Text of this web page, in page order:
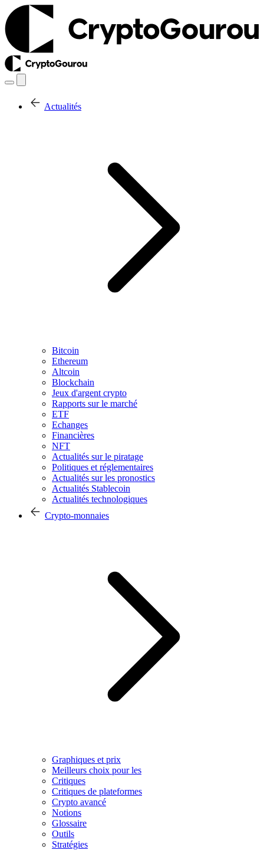
Actualités
Bitcoin
Ethereum
Altcoin
Blockchain
Jeux d'argent crypto
Rapports sur le marché
ETF
Echanges
Financières
NFT
Actualités sur le piratage
Politiques et réglementaires
Actualités sur les pronostics
Actualités Stablecoin
Actualités technologiques
Crypto-monnaies
Graphiques et prix
Meilleurs choix pour les
Critiques
Critiques de plateformes
Crypto avancé
Notions
Glossaire
Outils
Stratégies